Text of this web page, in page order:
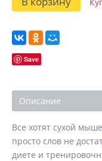
Save
Описание
Все хотят сухой
просто слов не
диете и